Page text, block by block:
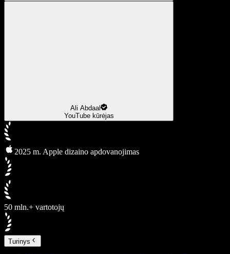
Ali Abdaal
YouTube kūrėjas
2025 m. Apple dizaino apdovanojimas
50 mln.+ vartotojų
Turinys